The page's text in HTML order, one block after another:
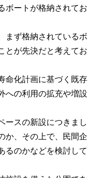
ボートが格納されてお
まず格納されているボ
とが先決だと考えてお
命化計画に基づく既存
への利用の拡充や増設
ースの新設につきまし
か、その上で、民間企
るのかなどを検討して